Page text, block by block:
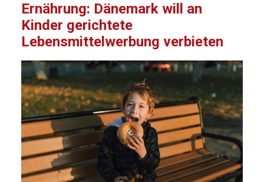
Ernährung: Dänemark will an
Kinder gerichtete
Lebensmittelwerbung verbieten